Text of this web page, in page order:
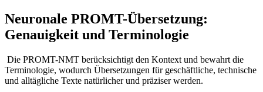
Neuronale PROMT-Übersetzung:
Genauigkeit und Terminologie
Die PROMT-NMT berücksichtigt den Kontext und bewahrt die
Terminologie, wodurch Übersetzungen für geschäftliche, technische
und alltägliche Texte natürlicher und präziser werden.